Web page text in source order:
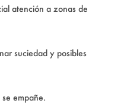
atención a zonas de
suciedad y posibles
empañe.